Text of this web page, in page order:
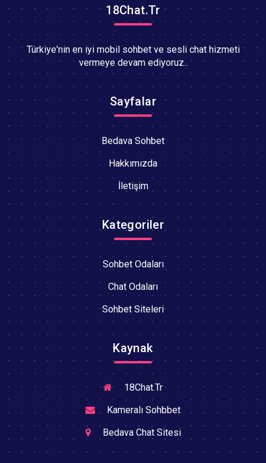
18Chat.Tr
Türkiye'nin en iyi mobil sohbet ve sesli chat hizmeti
vermeye devam ediyoruz..
Sayfalar
Bedava Sohbet
Hakkımızda
İletişim
Kategoriler
Sohbet Odaları
Chat Odaları
Sohbet Siteleri
Kaynak
18Chat.Tr
Kameralı Sohbbet
Bedava Chat Sitesi